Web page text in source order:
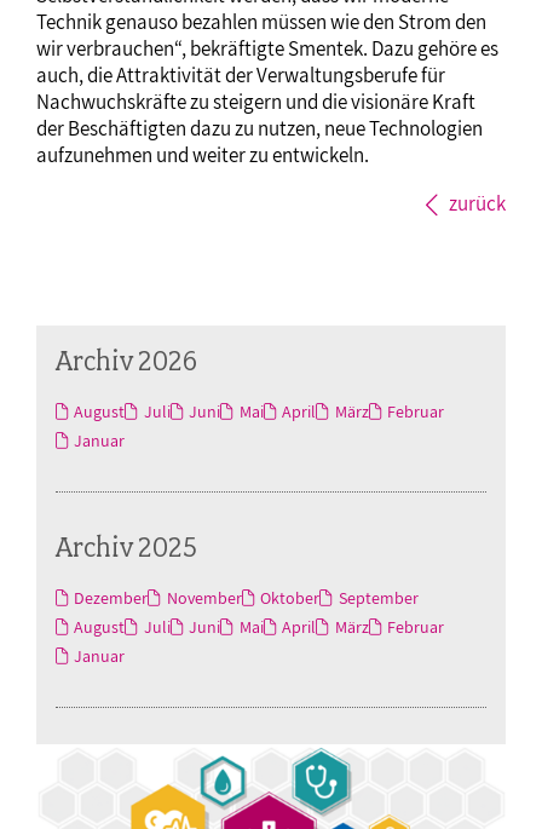
Technik genauso bezahlen müssen wie den Strom den
wir verbrauchen“, bekräftigte Smentek. Dazu gehöre es
auch, die Attraktivität der Verwaltungsberufe für
Nachwuchskräfte zu steigern und die visionäre Kraft
der Beschäftigten dazu zu nutzen, neue Technologien
aufzunehmen und weiter zu entwickeln.
zurück
Archiv 2026
August Juli Juni Mai April März
Februar
Januar
Archiv 2025
Dezember November Oktober
September
August
Juli Juni Mai April März
Februar
Januar